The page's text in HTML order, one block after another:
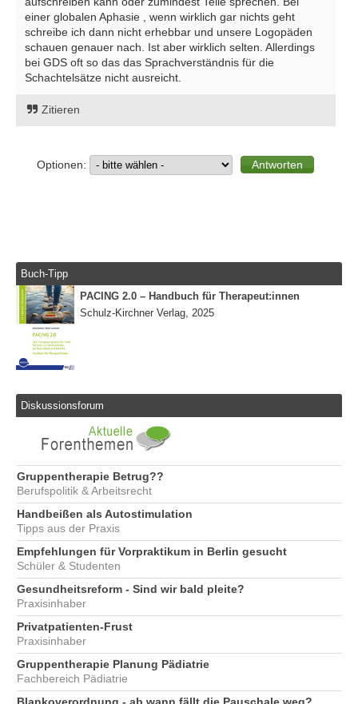
einer globalen Aphasie , wenn wirklich gar nichts geht
schreibe ich dann nicht erhebbar und unsere Logopäden
schauen genauer nach. Ist aber wirklich selten. Allerdings
bei GDS oft so das das Sprachverständnis für die
Schachtelsätze nicht ausreicht.
Zitieren
Optionen:
Buch-Tipp
PACING 2.0 – Handbuch für Therapeut:innen
Schulz-Kirchner Verlag, 2025
Diskussionsforum
Gruppentherapie Betrug??
Berufspolitik & Arbeitsrecht
Handbeißen als Autostimulation
Tipps aus der Praxis
Empfehlungen für Vorpraktikum in Berlin gesucht
Schüler & Studenten
Gesundheitsreform - Sind wir bald pleite?
Praxisinhaber
Privatpatienten-Frust
Praxisinhaber
Gruppentherapie Planung Pädiatrie
Fachbereich Pädiatrie